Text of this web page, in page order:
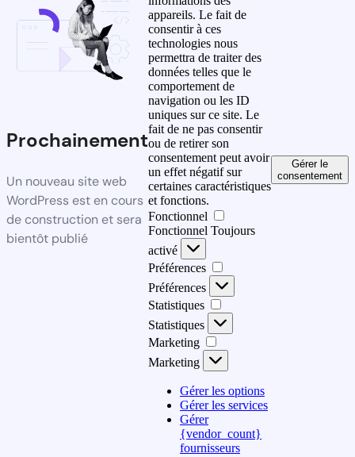
Prochainement
Un nouveau site web
WordPress est en cours
de construction et sera
bientôt publié
appareils. Le fait de
consentir à ces
technologies nous
permettra de traiter des
données telles que le
comportement de
navigation ou les ID
uniques sur ce site. Le
fait de ne pas consentir
ou de retirer son
consentement peut avoir
un effet négatif sur
certaines caractéristiques
et fonctions.
Fonctionnel
Fonctionnel Toujours
activé
Préférences
Préférences
Statistiques
Statistiques
Marketing
Marketing
Gérer les options
Gérer les services
Gérer
{vendor_count}
fournisseurs
Gérer le
consentement